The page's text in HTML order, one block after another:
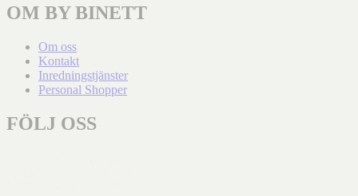
OM BY BINETT
Om oss
Kontakt
Inredningstjänster
Personal Shopper
FÖLJ OSS